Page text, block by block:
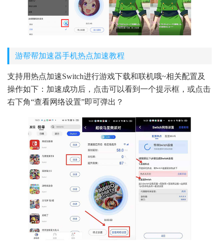
游帮帮加速器手机热点加速教程
支持用热点加速Switch进行游戏下载和联机哦~相关配置及
操作如下：加速成功后，点击可以看到一个提示框，或点击
右下角“查看网络设置”即可弹出？